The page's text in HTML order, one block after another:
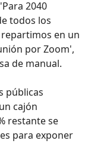
2040
todos los
en un
por Zoom',
de manual.
públicas
cajón
restante se
para exponer